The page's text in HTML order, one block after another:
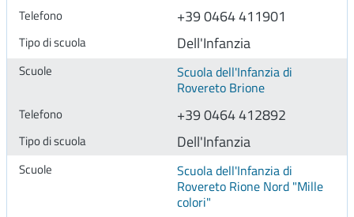
+39 0464 411901
Dell'Infanzia
Scuola dell'Infanzia di
Rovereto Brione
+39 0464 412892
Dell'Infanzia
Scuola dell'Infanzia di
Rovereto Rione Nord "Mille
colori"